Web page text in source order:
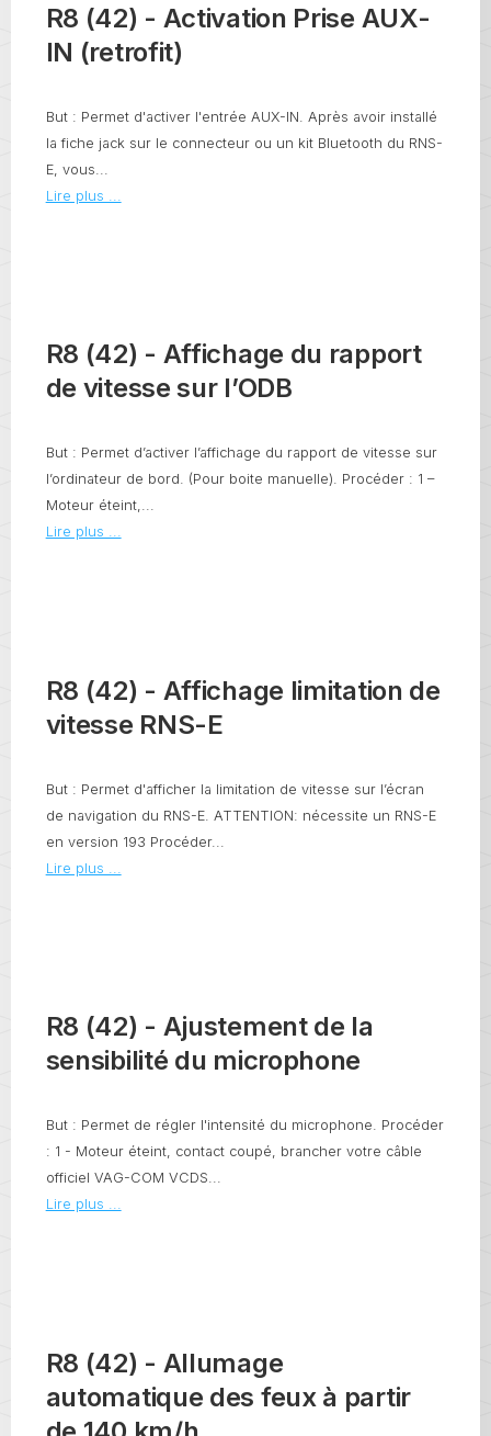
R8 (42) - Activation Prise AUX-
IN (retrofit)
But : Permet d'activer l'entrée AUX-IN. Après avoir installé
la fiche jack sur le connecteur ou un kit Bluetooth du RNS-
E, vous...
Lire plus ...
R8 (42) - Affichage du rapport
de vitesse sur l’ODB
But : Permet d’activer l’affichage du rapport de vitesse sur
l’ordinateur de bord. (Pour boite manuelle). Procéder : 1 –
Moteur éteint,...
Lire plus ...
R8 (42) - Affichage limitation de
vitesse RNS-E
But : Permet d'afficher la limitation de vitesse sur l’écran
de navigation du RNS-E. ATTENTION: nécessite un RNS-E
en version 193 Procéder...
Lire plus ...
R8 (42) - Ajustement de la
sensibilité du microphone
But : Permet de régler l'intensité du microphone. Procéder
: 1 - Moteur éteint, contact coupé, brancher votre câble
officiel VAG-COM VCDS...
Lire plus ...
R8 (42) - Allumage
automatique des feux à partir